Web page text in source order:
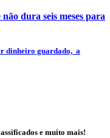
dura seis meses para
dinheiro guardado, a
e muito mais!